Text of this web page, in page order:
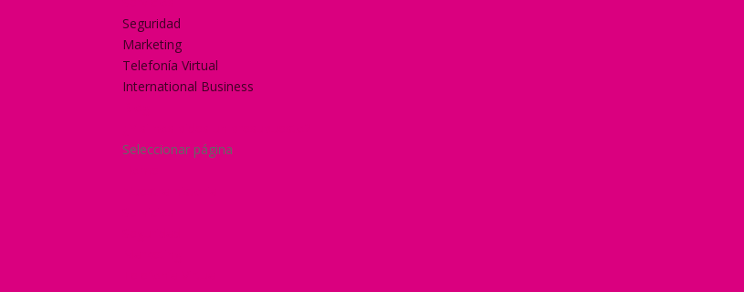
Seguridad
Marketing
Telefonía Virtual
International Business
Seleccionar página